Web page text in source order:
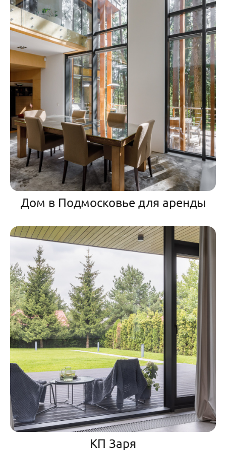
Дом в Подмосковье для аренды
КП Заря